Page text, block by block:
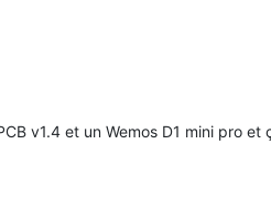
v1.4 et un Wemos D1 mini pro